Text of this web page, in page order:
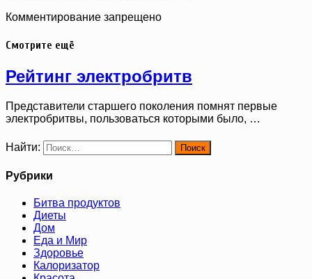
Комментирование запрещено
Смотрите ещё
Рейтинг электробритв
Представители старшего поколения помнят первые
электробритвы, пользоваться которыми было, …
Найти:
Рубрики
Битва продуктов
Диеты
Дом
Еда и Мир
Здоровье
Калоризатор